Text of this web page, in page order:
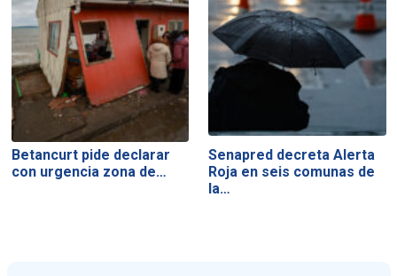
Betancurt pide declarar
con urgencia zona de…
Senapred decreta Alerta
Roja en seis comunas de
la…